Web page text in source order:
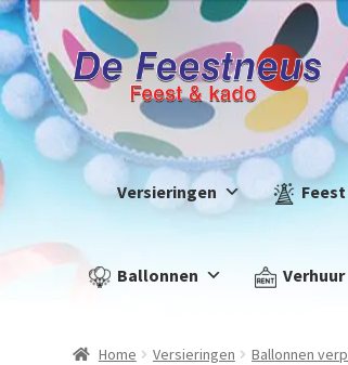
Versieringen
Ballonnen Verhuur
Home Versieringen Ballonnen